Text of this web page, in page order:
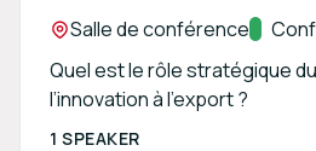
Location:
Salle de conférenceTrack:
Quel est le rôle stratégique
l’innovation à l’export ?
1 SPEAKER